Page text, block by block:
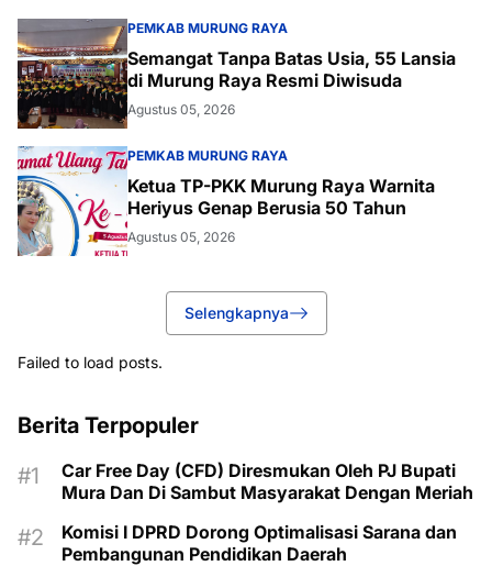
PEMKAB MURUNG RAYA
Semangat Tanpa Batas Usia, 55 Lansia
di Murung Raya Resmi Diwisuda
Agustus 05, 2026
PEMKAB MURUNG RAYA
Ketua TP-PKK Murung Raya Warnita
Heriyus Genap Berusia 50 Tahun
Agustus 05, 2026
Selengkapnya
Failed to load posts.
Berita Terpopuler
Car Free Day (CFD) Diresmukan Oleh PJ Bupati
Mura Dan Di Sambut Masyarakat Dengan Meriah
Komisi I DPRD Dorong Optimalisasi Sarana dan
Pembangunan Pendidikan Daerah